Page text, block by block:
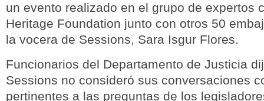
un evento realizado en el grupo de expertos
Heritage Foundation junto con otros 50
la vocera de Sessions, Sara Isgur Flores.
Funcionarios del Departamento de Justicia
Sessions no consideró sus conversaciones
pertinentes a las preguntas de los